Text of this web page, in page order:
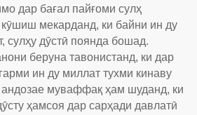
дар бағал пайғоми сулҳ
мекарданд, ки байни ин ду
сулҳу дӯстӣ поянда бошад.
беруна тавонистанд, ки дар
ин ду миллат тухми кинаву
андозае муваффақ ҳам шуданд, ки
ҳамсоя дар сарҳади давлатӣ